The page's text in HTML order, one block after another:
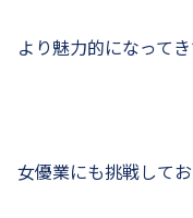
より魅力的になって
女優業にも挑戦してお